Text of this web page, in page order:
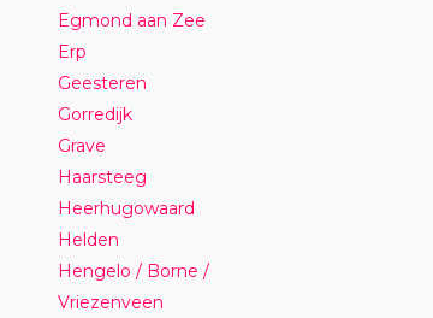
Egmond aan Zee
Erp
Geesteren
Gorredijk
Grave
Haarsteeg
Heerhugowaard
Helden
Hengelo / Borne /
Vriezenveen